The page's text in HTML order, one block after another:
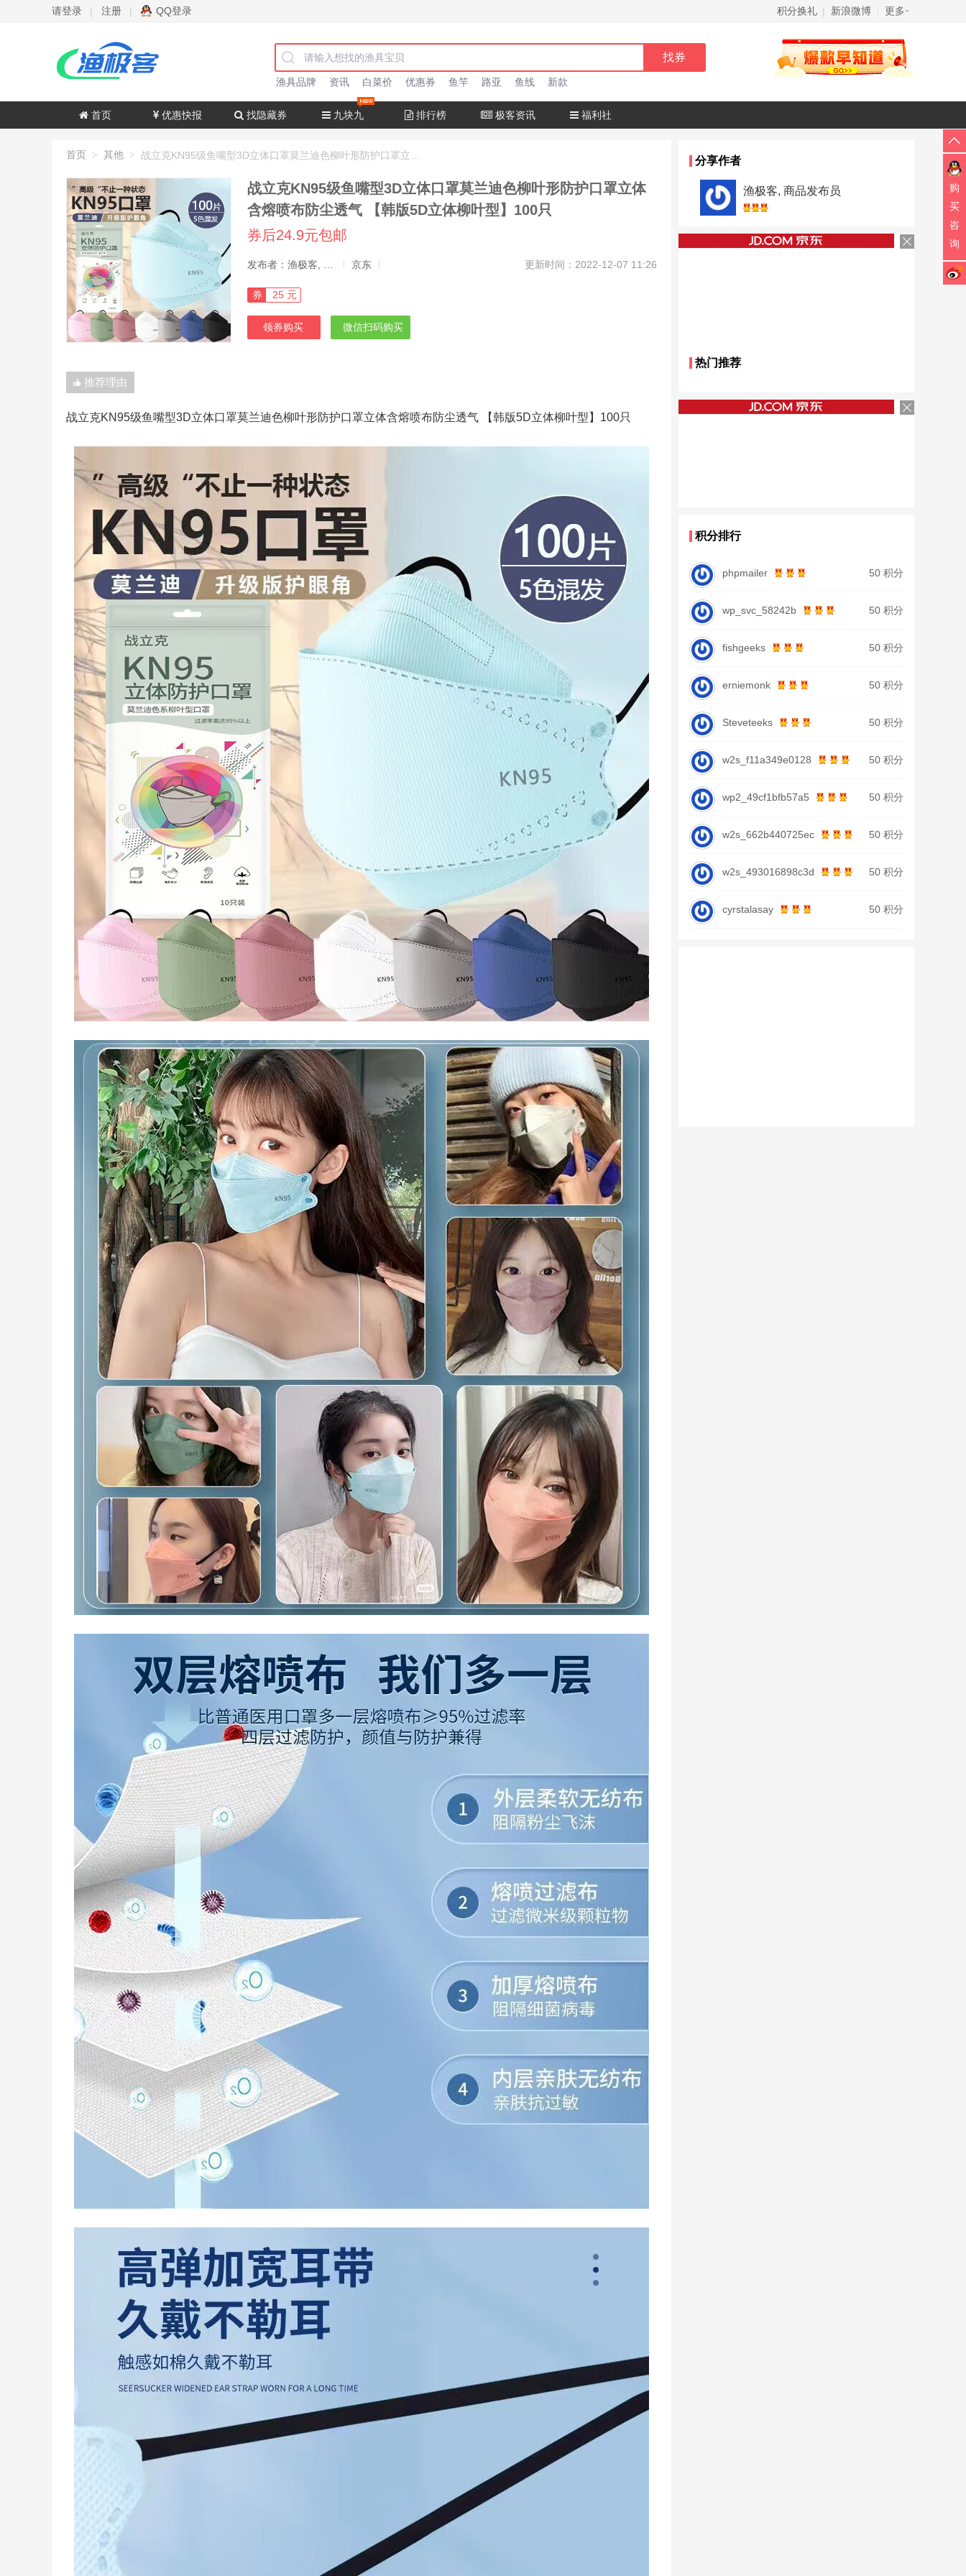
请登录 | 注册 | QQ登录 积分换礼 | 新浪微博 更多
渔具品牌 资讯 白菜价 优惠券 鱼竿 路亚 鱼线 新款
首页 优惠快报 找隐藏券 九块九 排行榜 极客资讯 福利社
首页 > 其他 >
战立克KN95级鱼嘴型3D立体口罩莫兰迪色柳叶形防护口罩立体
含熔喷布防尘透气 【韩版5D立体柳叶型】100只
券后24.9元包邮
京东 更新时间：2022-12-07 11:26
券 25 元
领券购买 微信扫码购买
推荐理由
战立克KN95级鱼嘴型3D立体口罩莫兰迪色柳叶形防护口罩立体含熔喷布防尘透气 【韩版5D立体柳叶型】100只
分享作者
渔极客, 商品发布员
热门推荐
积分排行
phpmailer 50 积分
wp_svc_58242b 50 积分
fishgeeks 50 积分
erniemonk 50 积分
Steveteeks 50 积分
w2s_f11a349e0128 50 积分
wp2_49cf1bfb57a5 50 积分
w2s_662b440725ec 50 积分
w2s_493016898c3d 50 积分
cyrstalasay 50 积分
购
买
咨
询